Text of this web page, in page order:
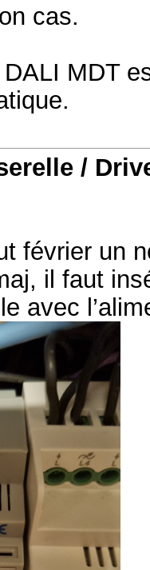
cas.
MDT
/
février un
il faut
avec